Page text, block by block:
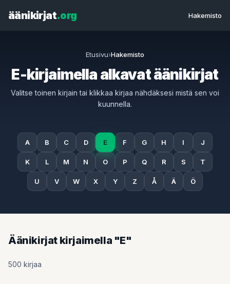
äänikirjat.org Hakemisto
Etusivu›Hakemisto
E-kirjaimella alkavat äänikirjat
Valitse toinen kirjain tai klikkaa kirjaa nähdäksesi mistä sen voi
kuunnella.
A B C D E F G H I J
K L M N O P Q R S T
U V W X Y Z Å Ä Ö
Äänikirjat kirjaimella "E"
500 kirjaa